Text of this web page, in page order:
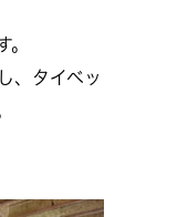
。
、タイベッ